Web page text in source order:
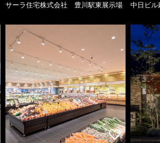
サーラ住宅株式会社 豊川駅東展示場 中日ビ